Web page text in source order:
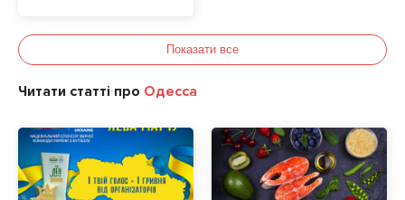
Показати все
Читати статті про Одесса